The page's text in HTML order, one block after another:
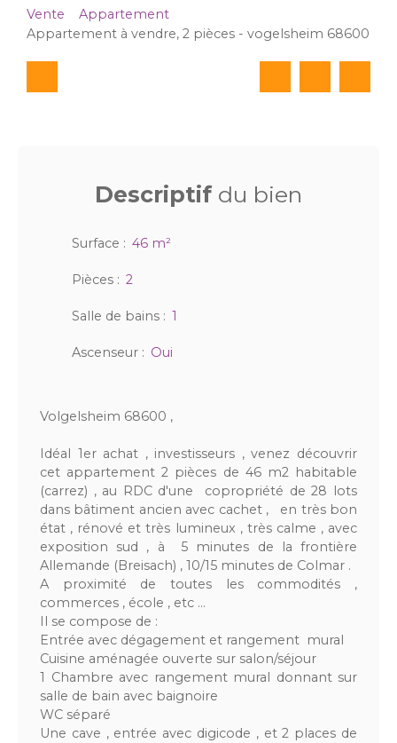
Vente
Appartement
Appartement à vendre, 2 pièces - vogelsheim 68600
Descriptifdu bien
Surface : 46 m²
Pièces : 2
Salle de bains : 1
Ascenseur : Oui
Volgelsheim 68600 ,
Idéal 1er achat , investisseurs , venez découvrir
cet appartement 2 pièces de 46 m2 habitable
(carrez) , au RDC d'une copropriété de 28 lots
dans bâtiment ancien avec cachet , en très bon
état , rénové et très lumineux , très calme , avec
exposition sud , à 5 minutes de la frontière
Allemande (Breisach) , 10/15 minutes de Colmar .
A proximité de toutes les commodités ,
commerces , école , etc ...
Il se compose de :
Entrée avec dégagement et rangement mural
Cuisine aménagée ouverte sur salon/séjour
1 Chambre avec rangement mural donnant sur
salle de bain avec baignoire
WC séparé
Une cave , entrée avec digicode , et 2 places de